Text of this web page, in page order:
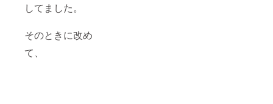
してました。
そのときに改め
て、